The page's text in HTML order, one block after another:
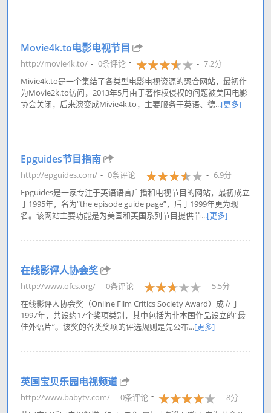
Movie4k.to电影电视节目
http://movie4k.to/ 0条评论
7.2分
Mivie4k.to是一个集结了各类型电影电视资源的聚合网站，最初作
为Movie2k.to访问，2013年5月由于著作权侵权的问题被美国电影
协会关闭，后来演变成Mivie4k.to，主要服务于英语、德...[更多]
Epguides节目指南
http://epguides.com/ 0条评论
6.9分
Epguides是一家专注于英语语言广播和电视节目的网站，最初成立
于1995年，名为“the episode guide page”，后于1999年更为现
名。该网站主要功能是为美国和英国系列节目提供节...[更多]
在线影评人协会奖
http://www.ofcs.org/ 0条评论
5.5分
在线影评人协会奖（Online Film Critics Society Award）成立于
1997年，共设约17个奖项类别，其中包括为非本国作品设立的“最
佳外语片”。该奖的各类奖项的评选规则是先公布...[更多]
英国宝贝乐园电视频道
http://www.babytv.com/ 0条评论
8分